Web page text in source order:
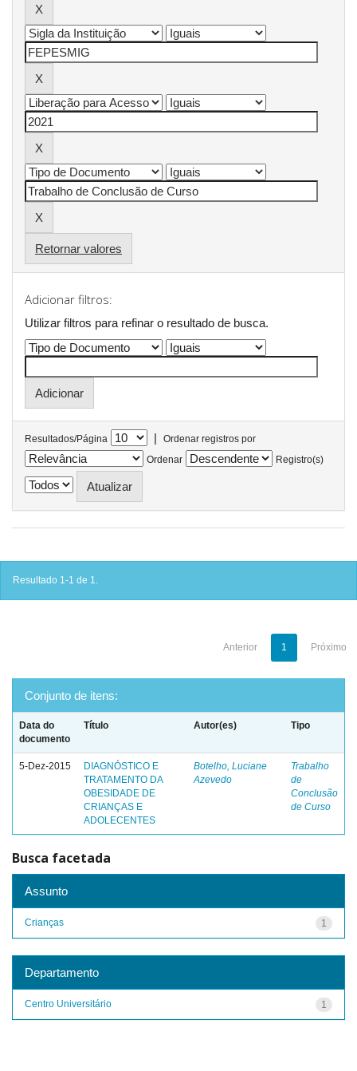
Retornar valores
Adicionar filtros:
Utilizar filtros para refinar o resultado de busca.
Resultados/Página |
Ordenar registros por
Ordenar
Registro(s)
Resultado 1-1 de 1.
Anterior 1 Próximo
Conjunto de itens:
Data do
documento
Título Autor(es) Tipo
5-Dez-2015
DIAGNÓSTICO E
TRATAMENTO DA
OBESIDADE DE
CRIANÇAS E
ADOLECENTES
Botelho, Luciane
Azevedo
Trabalho
de
Conclusão
de Curso
Busca facetada
Assunto
1
Crianças
Departamento
1
Centro Universitário